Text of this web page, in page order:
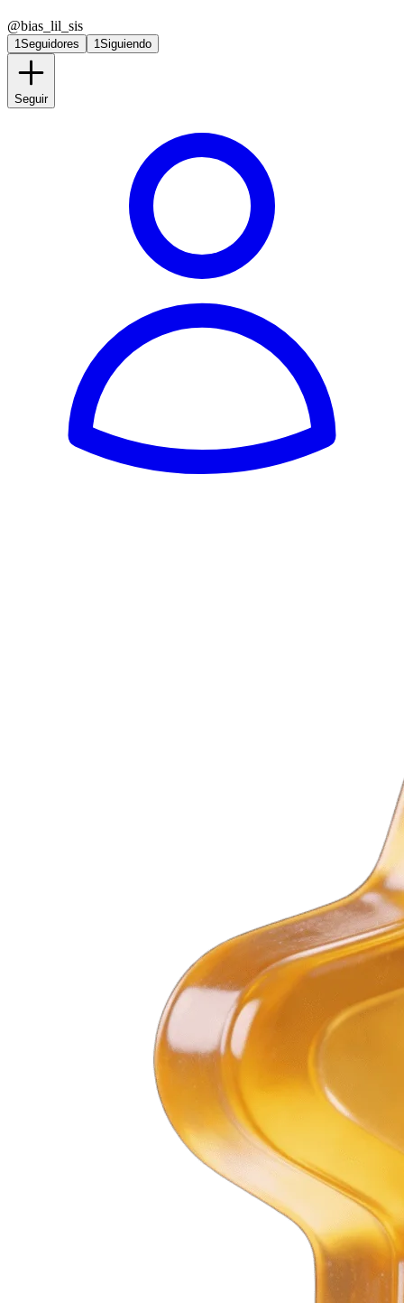
@bias_lil_sis
1 Seguidores 1 Siguiendo
Seguir